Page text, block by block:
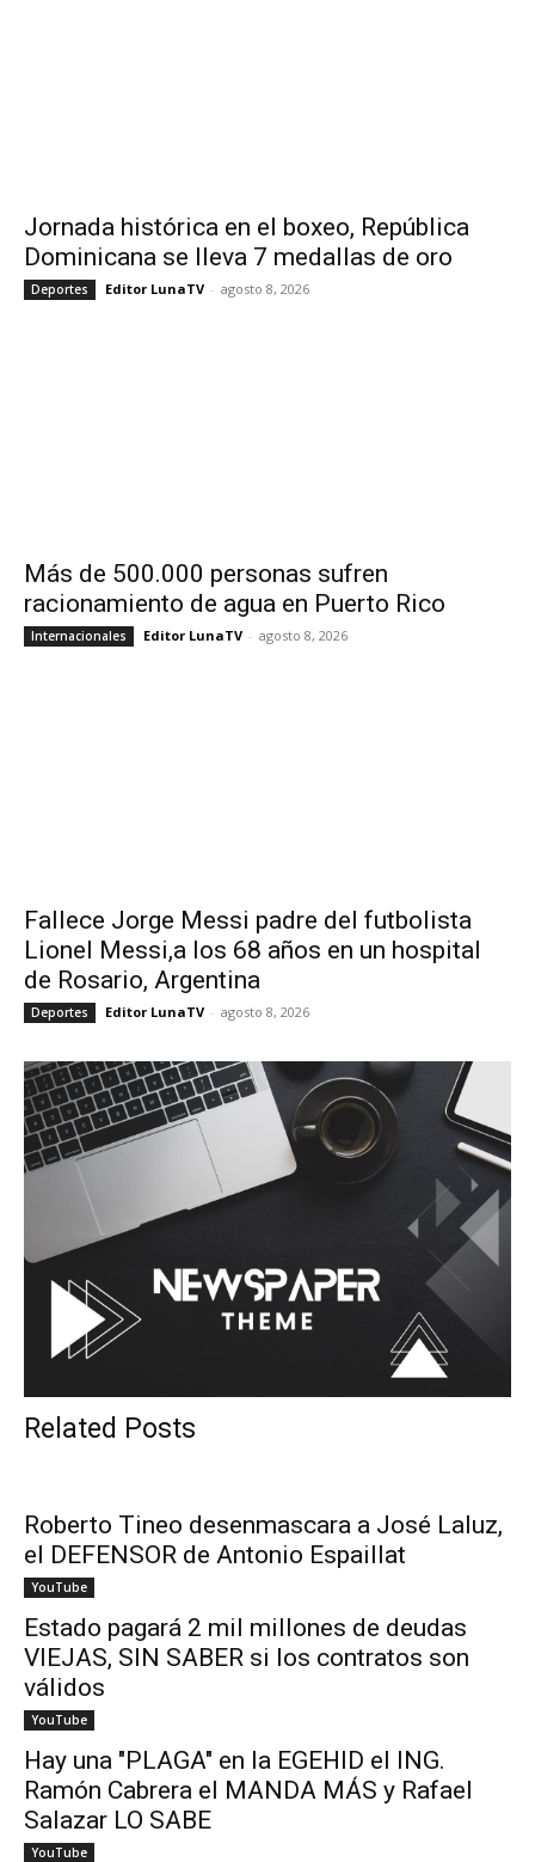
Jornada histórica en el boxeo, República
Dominicana se lleva 7 medallas de oro
Deportes Editor LunaTV - agosto 8, 2026
Más de 500.000 personas sufren
racionamiento de agua en Puerto Rico
Internacionales Editor LunaTV - agosto 8, 2026
Fallece Jorge Messi padre del futbolista
Lionel Messi,a los 68 años en un hospital
de Rosario, Argentina
Deportes Editor LunaTV - agosto 8, 2026
Related Posts
Roberto Tineo desenmascara a José Laluz,
el DEFENSOR de Antonio Espaillat
YouTube
Estado pagará 2 mil millones de deudas
VIEJAS, SIN SABER si los contratos son
válidos
YouTube
Hay una "PLAGA" en la EGEHID el ING.
Ramón Cabrera el MANDA MÁS y Rafael
Salazar LO SABE
YouTube